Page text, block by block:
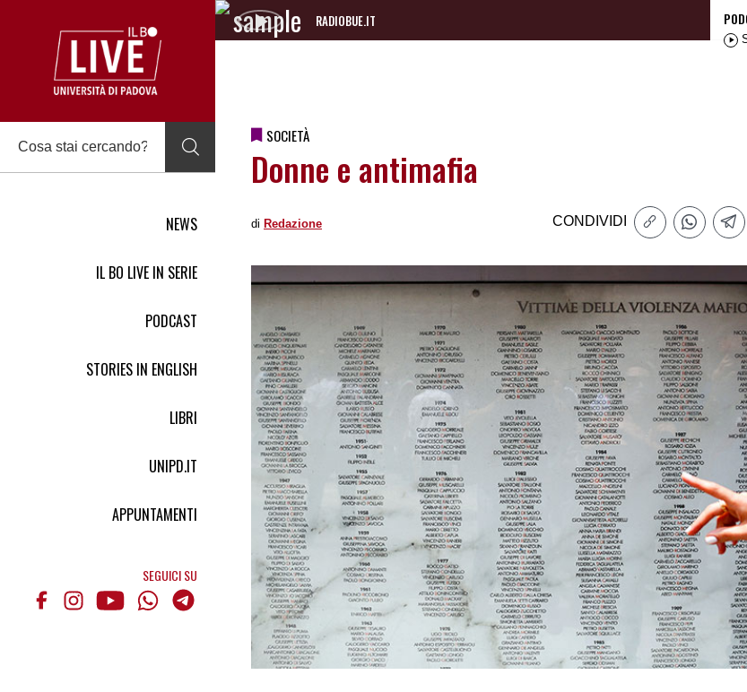
NEWS
IL BO LIVE IN SERIE
PODCAST
STORIES IN ENGLISH
LIBRI
UNIPD.IT
APPUNTAMENTI
SEGUICI SU
RADIOBUE.IT
Audio
SOCIETÀ
Donne e antimafia
di Redazione CONDIVIDI